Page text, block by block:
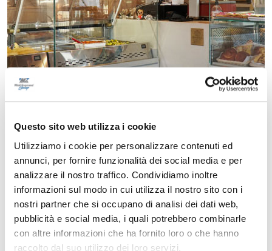
Questo sito web utilizza i cookie
Utilizziamo i cookie per personalizzare contenuti ed
annunci, per fornire funzionalità dei social media e per
analizzare il nostro traffico. Condividiamo inoltre
informazioni sul modo in cui utilizza il nostro sito con i
nostri partner che si occupano di analisi dei dati web,
pubblicità e social media, i quali potrebbero combinarle
con altre informazioni che ha fornito loro o che hanno
raccolto dal suo utilizzo dei loro servizi.